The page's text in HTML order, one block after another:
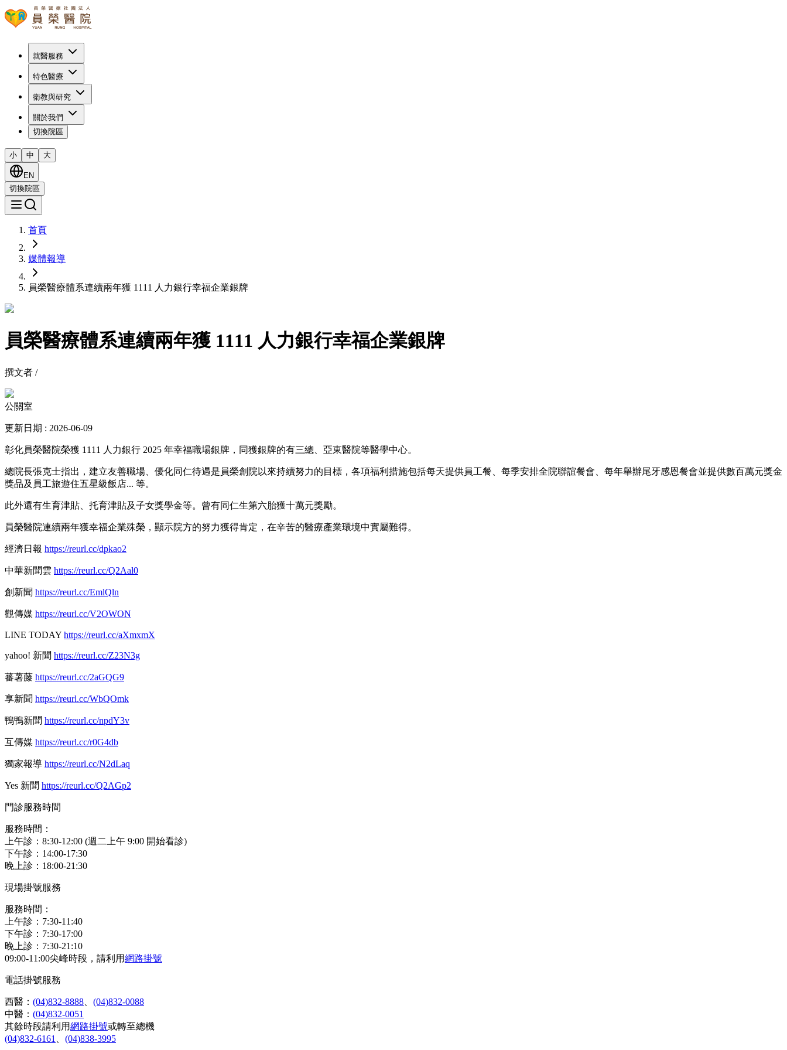
就醫服務
特色醫療
衛教與研究
關於我們
切換院區
小 中 大
EN
切換院區
首頁
媒體報導
員榮醫療體系連續兩年獲 1111 人力銀行幸福企業銀牌
員榮醫療體系連續兩年獲 1111 人力銀行幸福企業銀牌
撰文者 /
公關室
更新日期 : 2026-06-09
彰化員榮醫院榮獲 1111 人力銀行 2025 年幸福職場銀牌，同獲銀牌的有三總、亞東醫院等醫學中心。
總院長張克士指出，建立友善職場、優化同仁待遇是員榮創院以來持續努力的目標，各項福利措施包括每天提供員工餐、每季安排全院聯誼餐會、每年舉辦尾牙感恩餐會並提供數百萬元獎金
獎品及員工旅遊住五星級飯店... 等。
此外還有生育津貼、托育津貼及子女獎學金等。曾有同仁生第六胎獲十萬元獎勵。
員榮醫院連續兩年獲幸福企業殊榮，顯示院方的努力獲得肯定，在辛苦的醫療產業環境中實屬難得。
經濟日報 https://reurl.cc/dpkao2
中華新聞雲 https://reurl.cc/Q2Aal0
創新聞 https://reurl.cc/EmlQln
觀傳媒 https://reurl.cc/V2OWON
LINE TODAY https://reurl.cc/aXmxmX
yahoo! 新聞 https://reurl.cc/Z23N3g
蕃薯藤 https://reurl.cc/2aGQG9
享新聞 https://reurl.cc/WbQOmk
鴨鴨新聞 https://reurl.cc/npdY3v
互傳媒 https://reurl.cc/r0G4db
獨家報導 https://reurl.cc/N2dLaq
Yes 新聞 https://reurl.cc/Q2AGp2
門診服務時間
服務時間：
上午診：8:30-12:00 (週二上午 9:00 開始看診)
下午診：14:00-17:30
晚上診：18:00-21:30
現場掛號服務
服務時間：
上午診：7:30-11:40
下午診：7:30-17:00
晚上診：7:30-21:10
09:00-11:00尖峰時段，請利用網路掛號
電話掛號服務
西醫： (04)832-8888
(04)832-0088
中醫： (04)832-0051
其餘時段請利用網路掛號或轉至總機
(04)832-6161
(04)838-3995